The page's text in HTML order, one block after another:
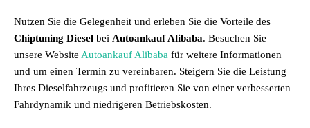
Nutzen Sie die Gelegenheit und erleben Sie die Vorteile des
Chiptuning Diesel bei Autoankauf Alibaba. Besuchen Sie
unsere Website Autoankauf Alibaba für weitere Informationen
und um einen Termin zu vereinbaren. Steigern Sie die Leistung
Ihres Dieselfahrzeugs und profitieren Sie von einer verbesserten
Fahrdynamik und niedrigeren Betriebskosten.